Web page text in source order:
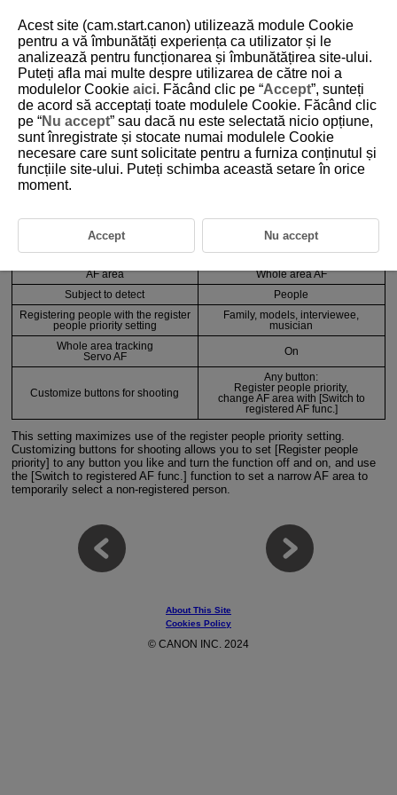
3-3-1 Recommended Settings by Scene 1
When there is a clear main subject and few people
Anticipated scenes
Family photos (snapshots), portraits, press,
live music, etc.
Function
Setting and registration details
AF operation
Servo AF
AF area
Whole area AF
Subject to detect
People
Registering people with the register
people priority setting
Family, models, interviewee,
musician
Whole area tracking
Servo AF
On
Customize buttons for shooting
Any button:
Register people priority,
change AF area with [Switch to
registered AF func.]
This setting maximizes use of the register people priority setting.
Customizing buttons for shooting allows you to set [Register people
priority] to any button you like and turn the function off and on, and use
the [Switch to registered AF func.] function to set a narrow AF area to
temporarily select a non-registered person.
About This Site
Cookies Policy
© CANON INC. 2024
Acest site (cam.start.canon) utilizează module Cookie
pentru a vă îmbunătăți experiența ca utilizator și le
analizează pentru funcționarea și îmbunătățirea site-ului.
Puteți afla mai multe despre utilizarea de către noi a
modulelor Cookie aici. Făcând clic pe “Accept”, sunteți
de acord să acceptați toate modulele Cookie. Făcând clic
pe “Nu accept” sau dacă nu este selectată nicio opțiune,
sunt înregistrate și stocate numai modulele Cookie
necesare care sunt solicitate pentru a furniza conținutul și
funcțiile site-ului. Puteți schimba această setare în orice
moment.
Accept Nu accept